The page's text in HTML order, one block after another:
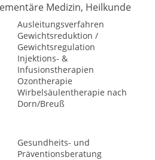
Medizin, Heilkunde
Ausleitungsverfahren
Gewichtsreduktion /
Gewichtsregulation
Injektions- &
Infusionstherapien
Ozontherapie
Wirbelsäulentherapie nach
Dorn/Breuß
Gesundheits- und
Präventionsberatung